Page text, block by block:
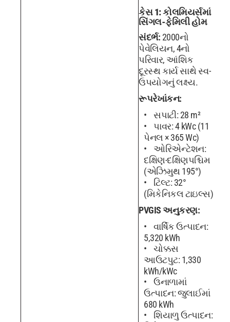
કેસ 1: કોલમિયર્સમાં
સિંગલ-ફેમિલી હોમ
સંદર્ભ:2000નો
પેવેલિયન, 4નો
પરિવાર, આંશિક
દૂરસ્થ કાર્ય સાથે સ્વ-
ઉપયોગનું લક્ષ્ય.
રૂપરેખાંકન:
સપાટી: 28 m²
પાવર: 4 kWc (11
પેનલ × 365 Wc)
ઓરિએન્ટેશન:
દક્ષિણ-દક્ષિણપશ્ચિમ
(એઝિમુથ 195°)
ટિલ્ટ: 32°
(મિકેનિકલ ટાઇલ્સ)
PVGIS અનુકરણ:
વાર્ષિક ઉત્પાદન:
5,320 kWh
ચોક્કસ
આઉટપુટ: 1,330
kWh/kWc
ઉનાળામાં
ઉત્પાદન: જુલાઈમાં
680 kWh
શિયાળુ ઉત્પાદન: